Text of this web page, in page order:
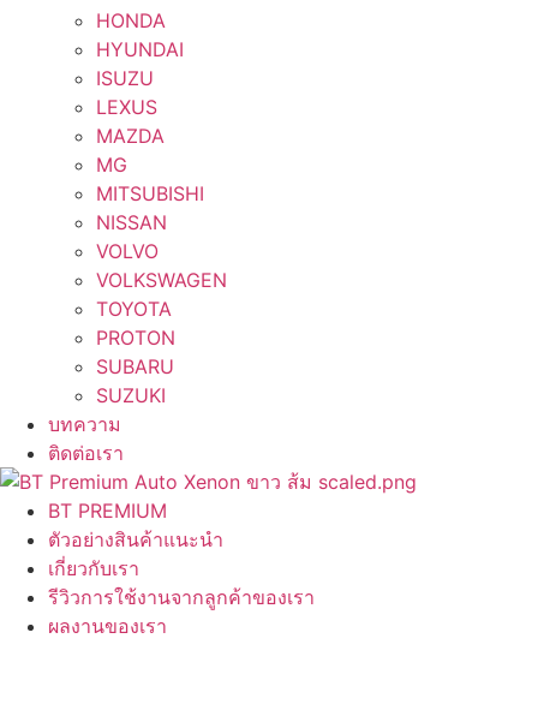
HONDA
HYUNDAI
ISUZU
LEXUS
MAZDA
MG
MITSUBISHI
NISSAN
VOLVO
VOLKSWAGEN
TOYOTA
PROTON
SUBARU
SUZUKI
บทความ
ติดต่อเรา
BT PREMIUM
ตัวอย่างสินค้าแนะนำ
เกี่ยวกับเรา
รีวิวการใช้งานจากลูกค้าของเรา
ผลงานของเรา